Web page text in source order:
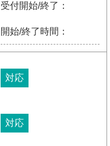
受付開始/終了：
開始/終了時間：
対応
対応